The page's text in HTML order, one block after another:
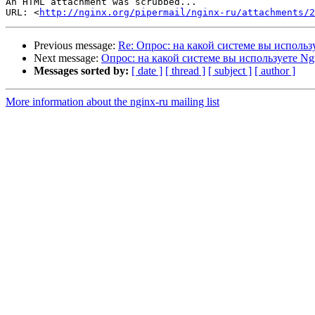
URL: <http://nginx.org/pipermail/nginx-ru/attachments/
Previous message: Re: Опрос: на какой системе вы
Next message: Опрос: на какой системе вы используете
Messages sorted by: [ date ] [ thread ] [ subject ] [ author ]
More information about the nginx-ru mailing list